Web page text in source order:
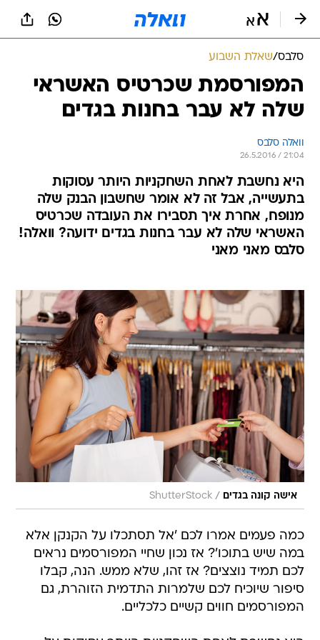
סלבס/שאלת השבוע
המפורסמת שכרטיס האשראי
שלה לא עבר בחנות בגדים
וואלה סלבס
26.5.2016 / 21:04
היא נחשבת לאחת השחקניות היותר עסוקות
בתעשייה, אבל זה לא אומר שחשבון הבנק שלה
מנופח, אחרת איך תסבירו את העובדה שכרטיס
האשראי שלה לא עבר בחנות בגדים ידועה? וואלה!
סלבס מאני מאני
אישה קונה בגדים /
ShutterStock
כמה פעמים אמרו לכם 'אל תסתכלו על הקנקן אלא
במה שיש בתוכו'? אז נכון שחיי המפורסמים נראים
לכם תמיד נוצצים? אז זהו, שלא ממש. הנה, קבלו
סיפור שיוכיח לכם שלמרות התדמית הזוהרת, גם
המפורסמים חווים קשיים כלכליים.